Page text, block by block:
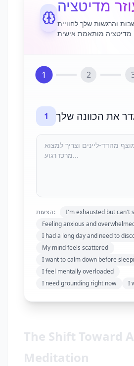
והרגשות שלך לחוויית
מדיטציה מותאמת אישית
1 2
1 את הכוונה שלך
הצעות:
I'm exhausted but can't
Feeling anxious and
I had a long day and need to
My mind feels scattered
I want to calm down before
I feel mentally overloaded
I need grounding right now
I
The Shift Toward
Meditation